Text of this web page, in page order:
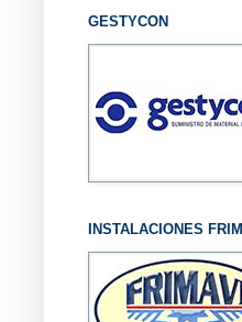
GESTYCON
INSTALACIONES